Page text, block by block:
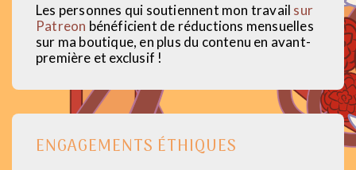
Les personnes qui soutiennent mon travail sur
Patreon bénéficient de réductions mensuelles
sur ma boutique, en plus du contenu en avant-
première et exclusif !
ENGAGEMENTS ÉTHIQUES